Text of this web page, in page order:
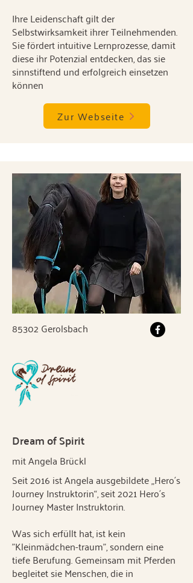
Ihre Leidenschaft gilt der
Selbstwirksamkeit ihrer Teilnehmenden.
Sie fördert intuitive Lernprozesse, damit
diese ihr Potenzial entdecken, das sie
sinnstiftend und erfolgreich einsetzen
können
Zur Webseite
85302 Gerolsbach
Dream of Spirit
mit Angela Brückl
Seit 2016 ist Angela ausgebildete „Hero´s
Journey Instruktorin“, seit 2021 Hero´s
Journey Master Instruktorin.
Was sich erfüllt hat, ist kein
"Kleinmädchen-traum", sondern eine
tiefe Berufung. Gemeinsam mit Pferden
begleitet sie Menschen, die in